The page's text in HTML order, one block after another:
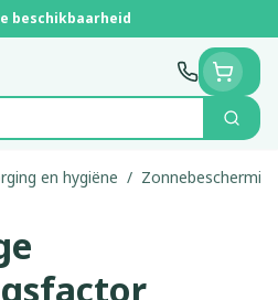
beschikbaarheid
Zoek
en hygiëne / Zonnebescherming